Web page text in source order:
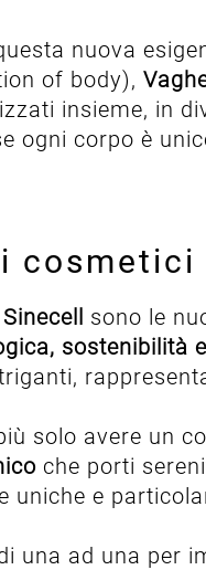
nuova
of body),
insieme, in
ogni corpo è
sono le
sostenibilità
solo avere un
che porti
uniche e
una ad una per